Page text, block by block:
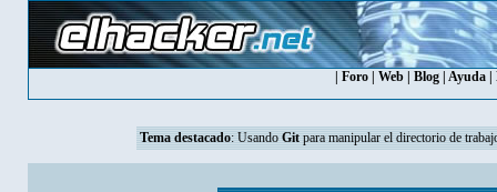
Foro| Web| Blog| Ayuda|
Tema destacado: Usando Git para manipular el directorio de